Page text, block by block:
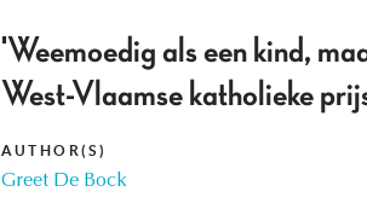
'Weemoedig als een kind,
West-Vlaamse katholieke
AUTHOR(S)
Greet De Bock